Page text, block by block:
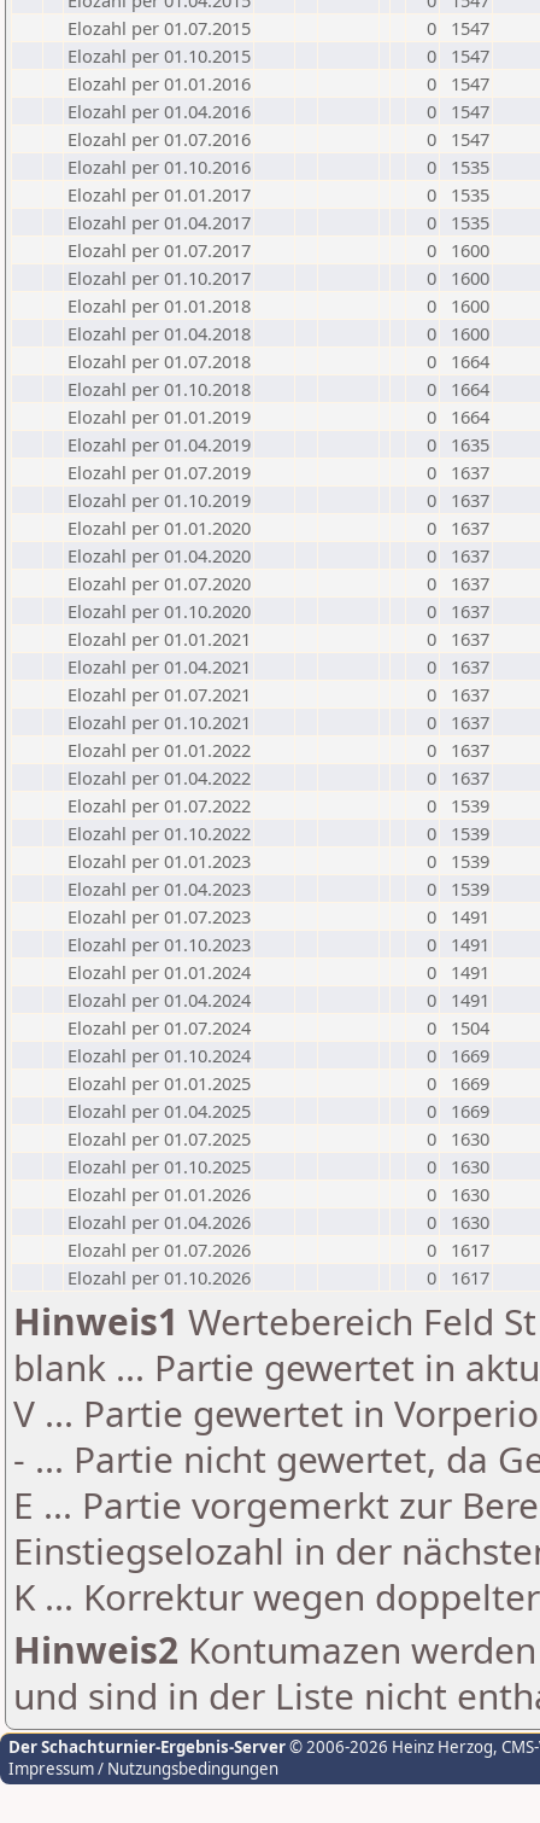
Elozahl per 01.07.2015
0
1547
Elozahl per 01.10.2015
0
1547
Elozahl per 01.01.2016
0
1547
Elozahl per 01.04.2016
0
1547
Elozahl per 01.07.2016
0
1547
Elozahl per 01.10.2016
0
1535
Elozahl per 01.01.2017
0
1535
Elozahl per 01.04.2017
0
1535
Elozahl per 01.07.2017
0
1600
Elozahl per 01.10.2017
0
1600
Elozahl per 01.01.2018
0
1600
Elozahl per 01.04.2018
0
1600
Elozahl per 01.07.2018
0
1664
Elozahl per 01.10.2018
0
1664
Elozahl per 01.01.2019
0
1664
Elozahl per 01.04.2019
0
1635
Elozahl per 01.07.2019
0
1637
Elozahl per 01.10.2019
0
1637
Elozahl per 01.01.2020
0
1637
Elozahl per 01.04.2020
0
1637
Elozahl per 01.07.2020
0
1637
Elozahl per 01.10.2020
0
1637
Elozahl per 01.01.2021
0
1637
Elozahl per 01.04.2021
0
1637
Elozahl per 01.07.2021
0
1637
Elozahl per 01.10.2021
0
1637
Elozahl per 01.01.2022
0
1637
Elozahl per 01.04.2022
0
1637
Elozahl per 01.07.2022
0
1539
Elozahl per 01.10.2022
0
1539
Elozahl per 01.01.2023
0
1539
Elozahl per 01.04.2023
0
1539
Elozahl per 01.07.2023
0
1491
Elozahl per 01.10.2023
0
1491
Elozahl per 01.01.2024
0
1491
Elozahl per 01.04.2024
0
1491
Elozahl per 01.07.2024
0
1504
Elozahl per 01.10.2024
0
1669
Elozahl per 01.01.2025
0
1669
Elozahl per 01.04.2025
0
1669
Elozahl per 01.07.2025
0
1630
Elozahl per 01.10.2025
0
1630
Elozahl per 01.01.2026
0
1630
Elozahl per 01.04.2026
0
1630
Elozahl per 01.07.2026
0
1617
Elozahl per 01.10.2026
0 1617
Hinweis1 Wertebereich Feld
blank ... Partie gewertet in
V ... Partie gewertet in
- ... Partie nicht gewertet, da
E ... Partie vorgemerkt zur
Einstiegselozahl in der
K ... Korrektur wegen
Hinweis2 Kontumazen
und sind in der Liste nicht
Der Schachturnier-Ergebnis-Server© 2006-2026 Heinz Herzog,
Impressum / Nutzungsbedingungen